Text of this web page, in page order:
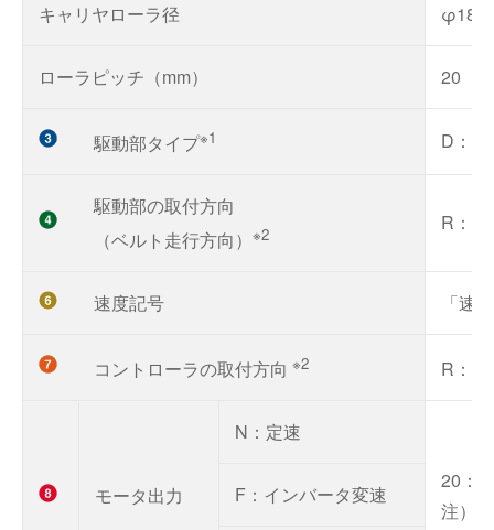
キャリヤローラ径 φ18
ローラピッチ（mm） 20
駆動部タイプ※1 D：
駆動部の取付方向
（ベルト走行方向） ※2 R：
速度記号 「速
コントローラの取付方向 ※2 R：
モータ出力
N：定速
20：
注）
F：インバータ変速